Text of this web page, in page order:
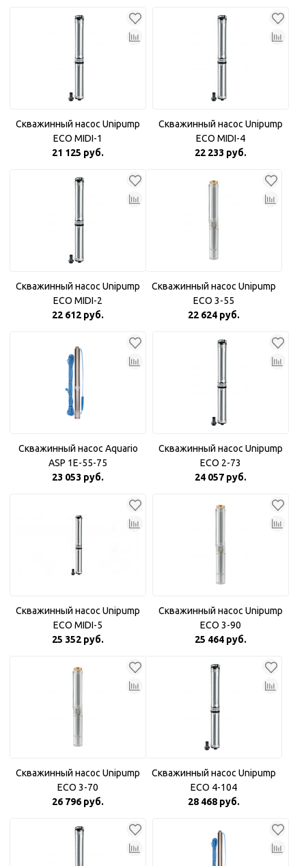
Скважинный насос Unipump
ECO MIDI-1
21 125 руб.
Скважинный насос Unipump
ECO MIDI-4
22 233 руб.
Скважинный насос Unipump
ECO MIDI-2
22 612 руб.
Скважинный насос Unipump
ECO 3-55
22 624 руб.
Скважинный насос Aquario
ASP 1E-55-75
23 053 руб.
Скважинный насос Unipump
ECO 2-73
24 057 руб.
Скважинный насос Unipump
ECO MIDI-5
25 352 руб.
Скважинный насос Unipump
ECO 3-90
25 464 руб.
Скважинный насос Unipump
ECO 3-70
26 796 руб.
Скважинный насос Unipump
ECO 4-104
28 468 руб.